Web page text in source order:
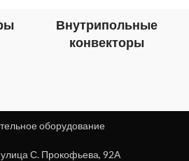
Внутрипольные
конвекторы
оборудование
улица С. Прокофьева, 92А